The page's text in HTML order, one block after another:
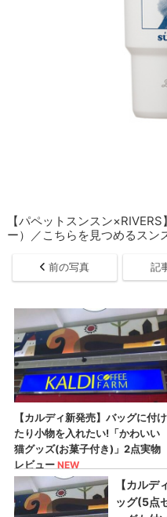
【パペットスンスン
ー）／こちらを見つめるス
前の写真 記